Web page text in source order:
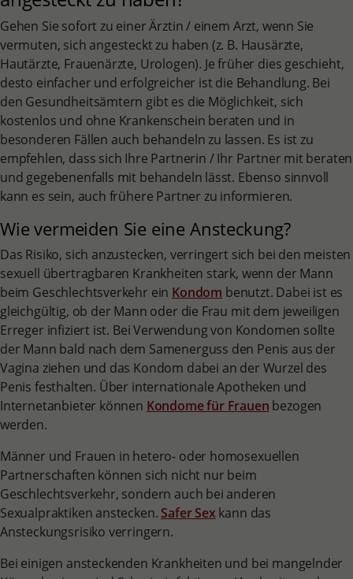
Gehen Sie sofort zu einer Ärztin / einem Arzt, wenn Sie
vermuten, sich angesteckt zu haben (z. B. Hausärzte,
Hautärzte, Frauenärzte, Urologen). Je früher dies geschieht,
desto einfacher und erfolgreicher ist die Behandlung. Bei
den Gesundheitsämtern gibt es die Möglichkeit, sich
kostenlos und ohne Krankenschein beraten und in
besonderen Fällen auch behandeln zu lassen. Es ist zu
empfehlen, dass sich Ihre Partnerin / Ihr Partner mit beraten
und gegebenenfalls mit behandeln lässt. Ebenso sinnvoll
kann es sein, auch frühere Partner zu informieren.
Wie vermeiden Sie eine Ansteckung?
Das Risiko, sich anzustecken, verringert sich bei den meisten
sexuell übertragbaren Krankheiten stark, wenn der Mann
beim Geschlechtsverkehr ein Kondom benutzt. Dabei ist es
gleichgültig, ob der Mann oder die Frau mit dem jeweiligen
Erreger infiziert ist. Bei Verwendung von Kondomen sollte
der Mann bald nach dem Samenerguss den Penis aus der
Vagina ziehen und das Kondom dabei an der Wurzel des
Penis festhalten. Über internationale Apotheken und
Internetanbieter können Kondome für Frauen bezogen
werden.
Männer und Frauen in hetero- oder homosexuellen
Partnerschaften können sich nicht nur beim
Geschlechtsverkehr, sondern auch bei anderen
Sexualpraktiken anstecken. Safer Sexkann das
Ansteckungsrisiko verringern.
Bei einigen ansteckenden Krankheiten und bei mangelnder